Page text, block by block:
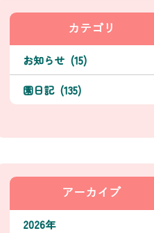
カテゴリ
お知らせ (15)
園日記 (135)
アーカイブ
2026年